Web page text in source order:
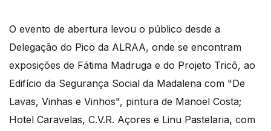
O evento de abertura levou o público desde a
Delegação do Pico da ALRAA, onde se encontram
exposições de Fátima Madruga e do Projeto Tricô, ao
Edifício da Segurança Social da Madalena com "De
Lavas, Vinhas e Vinhos", pintura de Manoel Costa;
Hotel Caravelas, C.V.R. Açores e Linu Pastelaria, com